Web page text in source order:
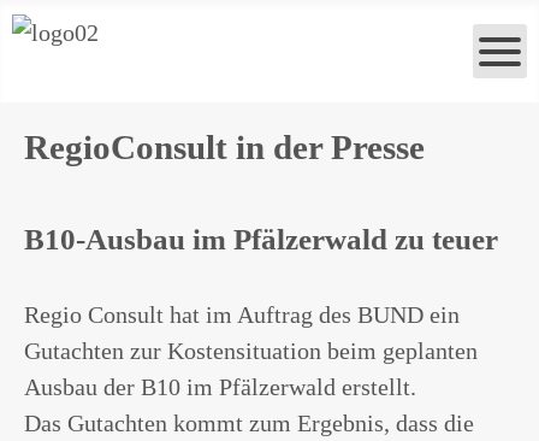
RegioConsult in der Presse
B10-Ausbau im Pfälzerwald zu teuer
Regio Consult hat im Auftrag des BUND ein
Gutachten zur Kostensituation beim geplanten
Ausbau der B10 im Pfälzerwald erstellt.
Das Gutachten kommt zum Ergebnis, dass die